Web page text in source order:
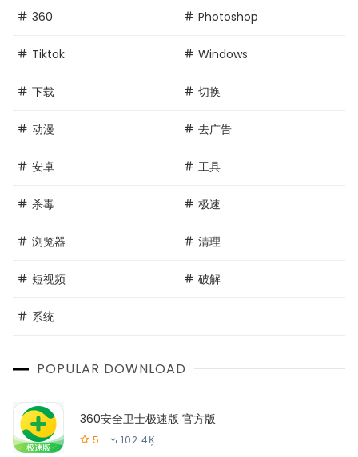
360 Photoshop
Tiktok Windows
下载 切换
动漫 去广告
安卓 工具
杀毒 极速
浏览器 清理
短视频 破解
系统
POPULAR DOWNLOAD
360安全卫士极速版 官方版
5 102.4Ķ